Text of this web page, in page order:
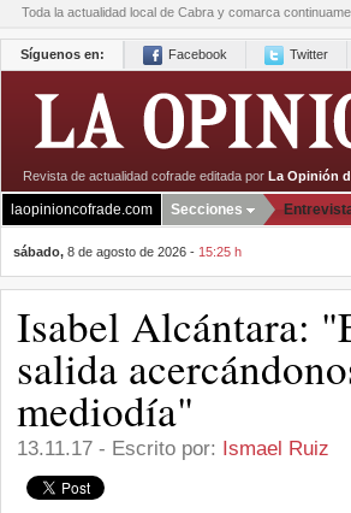
Toda la actualidad local de Cabra y comarca
Síguenos en: Facebook Twitter
Revista de actualidad cofrade editada por La Opinión
laopinioncofrade.com Secciones
sábado, 8 de agosto de 2026 - 15:25 h
Isabel Alcántara:
salida
mediodía"
13.11.17 - Escrito por: Ismael Ruiz